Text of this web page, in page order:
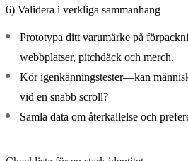
6) Validera i verkliga sammanhang
Prototypa ditt varumärke på
webbplatser, pitchdäck och merch.
Kör igenkänningstester—kan
vid en snabb scroll?
Samla data om återkallelse och